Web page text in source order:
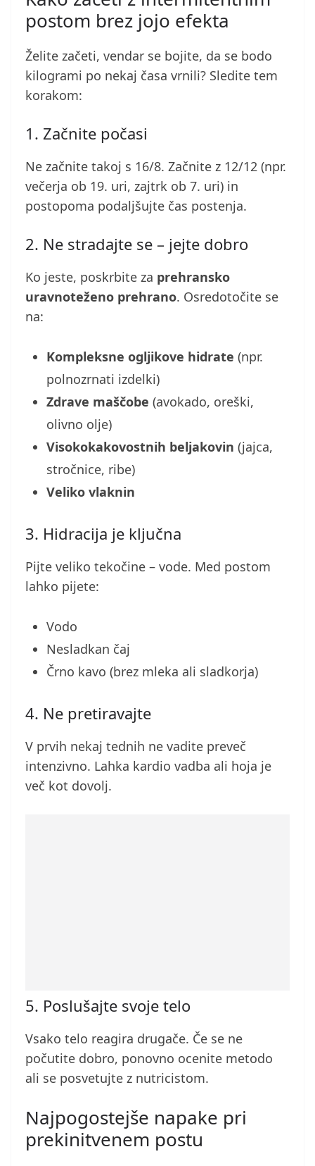
postom brez jojo efekta
Želite začeti, vendar se bojite, da se bodo
kilogrami po nekaj časa vrnili? Sledite tem
korakom:
1. Začnite počasi
Ne začnite takoj s 16/8. Začnite z 12/12 (npr.
večerja ob 19. uri, zajtrk ob 7. uri) in
postopoma podaljšujte čas postenja.
2. Ne stradajte se – jejte dobro
Ko jeste, poskrbite za prehransko
uravnoteženo prehrano. Osredotočite se
na:
Kompleksne ogljikove hidrate (npr.
polnozrnati izdelki)
Zdrave maščobe (avokado, oreški,
olivno olje)
Visokokakovostnih beljakovin (jajca,
stročnice, ribe)
Veliko vlaknin
3. Hidracija je ključna
Pijte veliko tekočine – vode. Med postom
lahko pijete:
Vodo
Nesladkan čaj
Črno kavo (brez mleka ali sladkorja)
4. Ne pretiravajte
V prvih nekaj tednih ne vadite preveč
intenzivno. Lahka kardio vadba ali hoja je
več kot dovolj.
5. Poslušajte svoje telo
Vsako telo reagira drugače. Če se ne
počutite dobro, ponovno ocenite metodo
ali se posvetujte z nutricistom.
Najpogostejše napake pri
prekinitvenem postu